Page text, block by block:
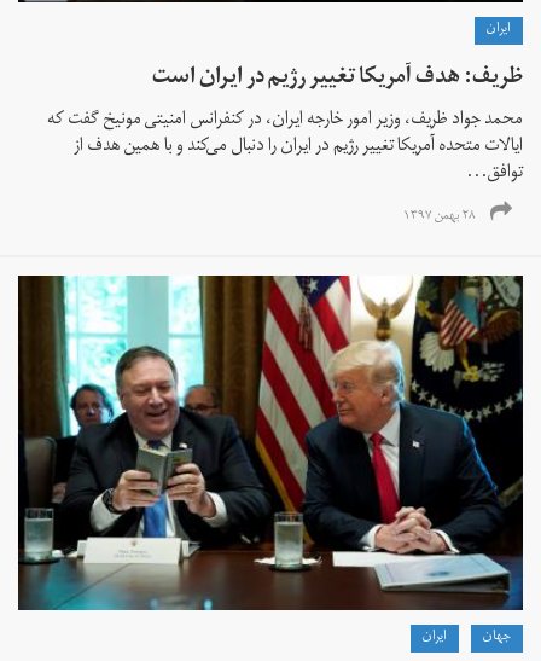
ايران
ظریف: هدف آمریکا تغییر رژیم در ایران است
محمد جواد ظریف، وزیر امور خارجه ایران، در کنفرانس امنیتی مونیخ گفت که
ایالات متحده آمریکا تغییر رژیم در ایران را دنبال می‌کند و با همین هدف از
توافق...
۲۸ بهمن ۱۳۹۷
جهان ايران